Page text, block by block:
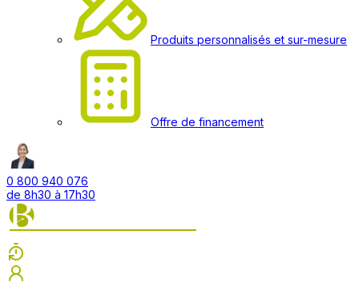
Produits personnalisés et sur-mesure
Offre de financement
0 800 940 076
de 8h30 à 17h30